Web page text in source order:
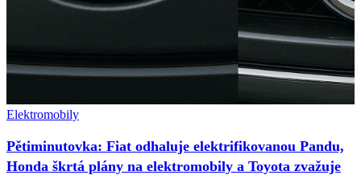
Elektromobily
Pětiminutovka: Fiat odhaluje elektrifikovanou Pandu,
Honda škrtá plány na elektromobily a Toyota zvažuje